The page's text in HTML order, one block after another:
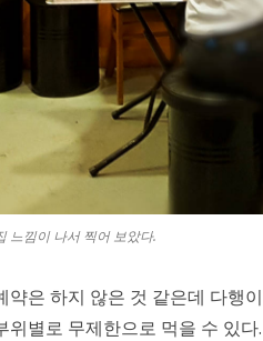
에
다.
느낌이 나서 찍어 보았다.
약은 하지 않은 것 같은데 다행
위별로 무제한으로 먹을 수 있